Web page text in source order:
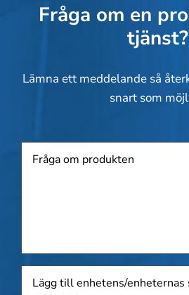
Fråga om en
tjänst?
Lämna ett meddelande så
snart som
till